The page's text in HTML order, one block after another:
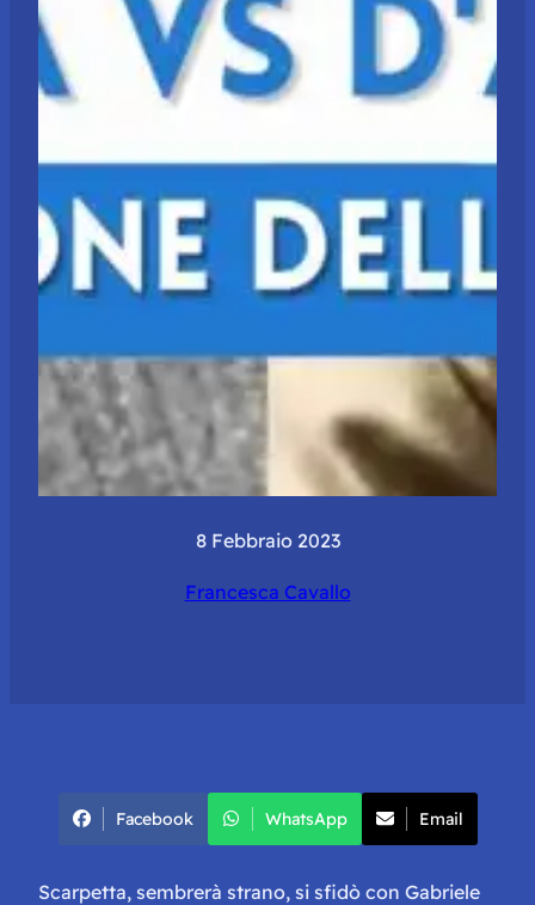
8 Febbraio 2023
Francesca Cavallo
Facebook WhatsApp Email
Scarpetta, sembrerà strano, si sfidò con Gabriele